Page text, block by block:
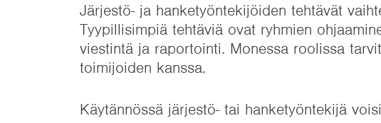
Järjestö- ja hanketyöntekijöiden tehtävät
Tyypillisimpiä tehtäviä ovat ryhmien
viestintä ja raportointi. Monessa roolissa
toimijoiden kanssa.
Käytännössä järjestö- tai hanketyöntekijä